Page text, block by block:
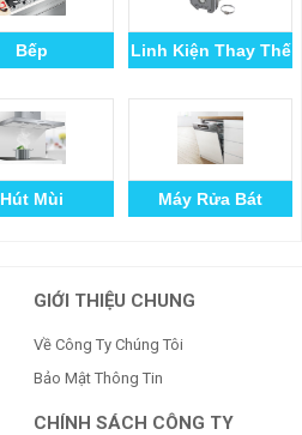
Bếp Linh Kiện Thay Thế
Hút Mùi Máy Rửa Bát
GIỚI THIỆU CHUNG
Về Công Ty Chúng Tôi
Bảo Mật Thông Tin
CHÍNH SÁCH CÔNG TY